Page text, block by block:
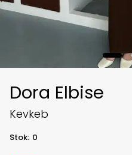
Dora Elbise
Kevkeb
Stok: 0